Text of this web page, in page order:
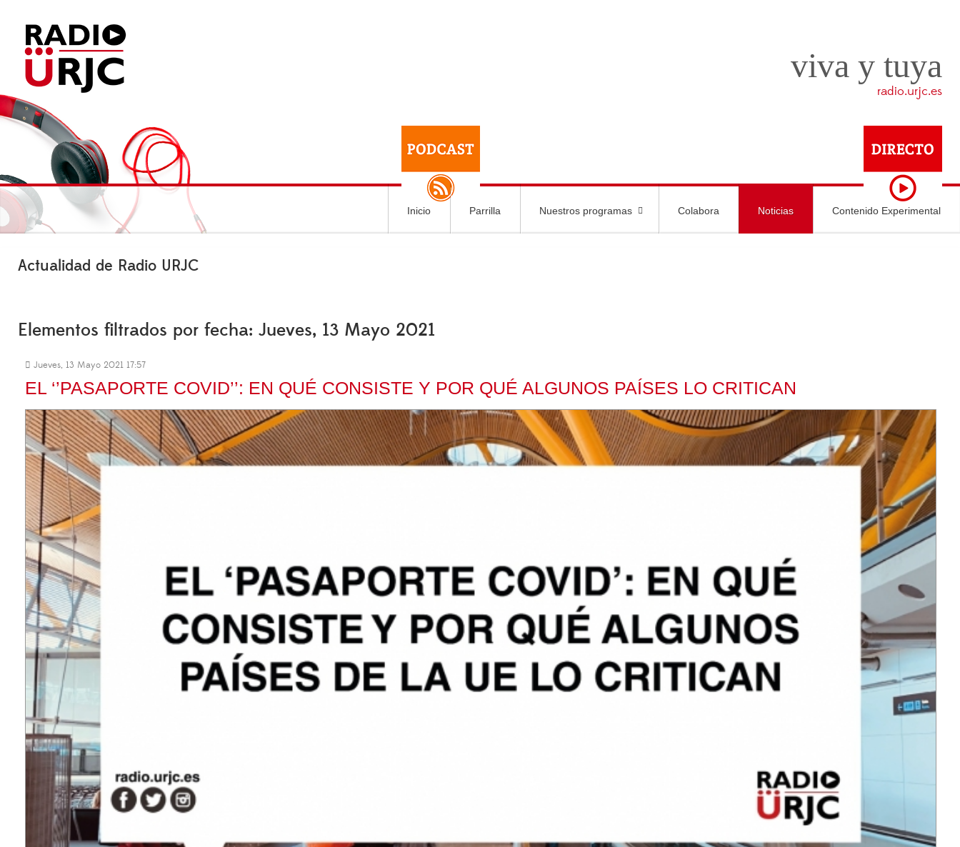
viva y tuya
radio.urjc.es
Inicio Parrilla Nuestros programas Colabora Noticias Contenido Experimental
Actualidad de Radio URJC
Elementos filtrados por fecha: Jueves, 13 Mayo 2021
Jueves, 13 Mayo 2021 17:57
EL ‘’PASAPORTE COVID’’: EN QUÉ CONSISTE Y POR QUÉ ALGUNOS PAÍSES LO CRITICAN